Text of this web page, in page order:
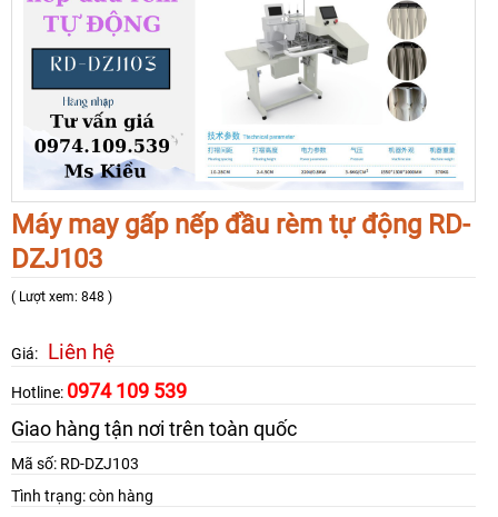
Máy may gấp nếp đầu rèm tự động RD-
DZJ103
( Lượt xem: 848 )
Giá: Liên hệ
Hotline: 0974 109 539
Giao hàng tận nơi trên toàn quốc
Mã số: RD-DZJ103
Tình trạng: còn hàng